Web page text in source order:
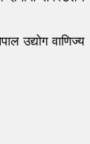
उद्योग वाणिज्य